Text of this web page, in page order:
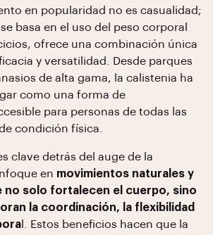
en popularidad no es casualidad;
basa en el uso del peso corporal
ofrece una combinación única
y versatilidad. Desde parques
de alta gama, la calistenia ha
como una forma de
para personas de todas las
condición física.
clave detrás del auge de la
en movimientos naturales y
no solo fortalecen el cuerpo, sino
la coordinación, la flexibilidad
l. Estos beneficios hacen que la